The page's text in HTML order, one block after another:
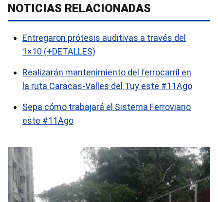
NOTICIAS RELACIONADAS
Entregaron prótesis auditivas a través del
1×10 (+DETALLES)
Realizarán mantenimiento del ferrocarril en
la ruta Caracas-Valles del Tuy este #11Ago
Sepa cómo trabajará el Sistema Ferroviario
este #11Ago